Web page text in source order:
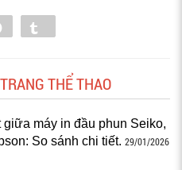
THỂ THAO
giữa máy in đầu phun Seiko,
So sánh chi tiết. 29/01/2026